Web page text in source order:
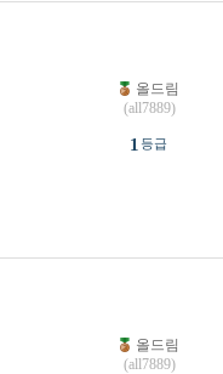
올드림
(all7889)
1 등급
올드림
(all7889)